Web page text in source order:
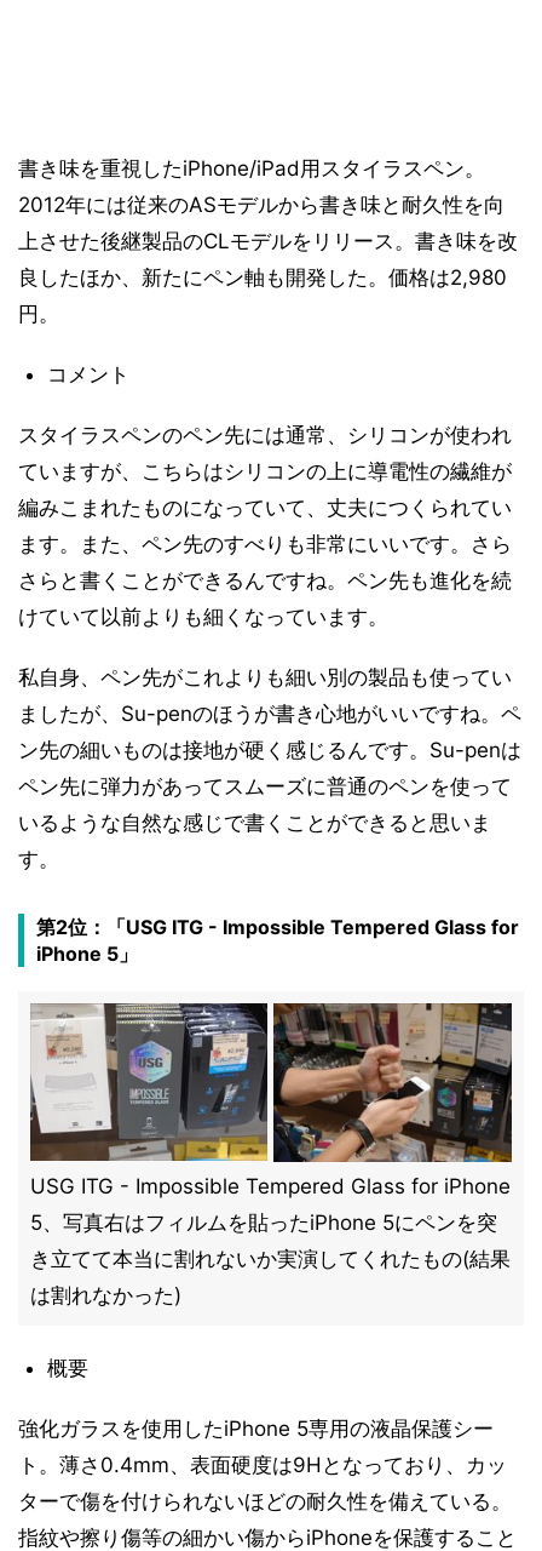
書き味を重視したiPhone/iPad用スタイラスペン。
2012年には従来のASモデルから書き味と耐久性を向
上させた後継製品のCLモデルをリリース。書き味を改
良したほか、新たにペン軸も開発した。価格は2,980
円。
コメント
スタイラスペンのペン先には通常、シリコンが使われ
ていますが、こちらはシリコンの上に導電性の繊維が
編みこまれたものになっていて、丈夫につくられてい
ます。また、ペン先のすべりも非常にいいです。さら
さらと書くことができるんですね。ペン先も進化を続
けていて以前よりも細くなっています。
私自身、ペン先がこれよりも細い別の製品も使ってい
ましたが、Su-penのほうが書き心地がいいですね。ペ
ン先の細いものは接地が硬く感じるんです。Su-penは
ペン先に弾力があってスムーズに普通のペンを使って
いるような自然な感じで書くことができると思いま
す。
第2位：「USG ITG - Impossible Tempered Glass for
iPhone 5」
USG ITG - Impossible Tempered Glass for iPhone
5、写真右はフィルムを貼ったiPhone 5にペンを突
き立てて本当に割れないか実演してくれたもの(結果
は割れなかった)
概要
強化ガラスを使用したiPhone 5専用の液晶保護シー
ト。薄さ0.4mm、表面硬度は9Hとなっており、カッ
ターで傷を付けられないほどの耐久性を備えている。
指紋や擦り傷等の細かい傷からiPhoneを保護すること